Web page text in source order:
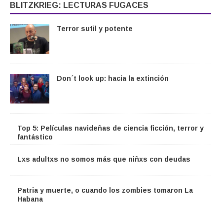
BLITZKRIEG: LECTURAS FUGACES
Terror sutil y potente
Don´t look up: hacia la extinción
Top 5: Películas navideñas de ciencia ficción, terror y
fantástico
Lxs adultxs no somos más que niñxs con deudas
Patria y muerte, o cuando los zombies tomaron La
Habana